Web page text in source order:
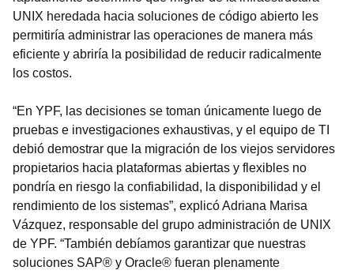
UNIX heredada hacia soluciones de código abierto les
permitiría administrar las operaciones de manera más
eficiente y abriría la posibilidad de reducir radicalmente
los costos.
“En YPF, las decisiones se toman únicamente luego de
pruebas e investigaciones exhaustivas, y el equipo de TI
debió demostrar que la migración de los viejos servidores
propietarios hacia plataformas abiertas y flexibles no
pondría en riesgo la confiabilidad, la disponibilidad y el
rendimiento de los sistemas”, explicó Adriana Marisa
Vázquez, responsable del grupo administración de UNIX
de YPF. “También debíamos garantizar que nuestras
soluciones SAP® y Oracle® fueran plenamente